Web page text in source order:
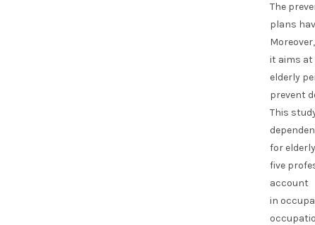
The
plans
Moreover,
it aims at
elderly
prevent
This
for
five
account
in